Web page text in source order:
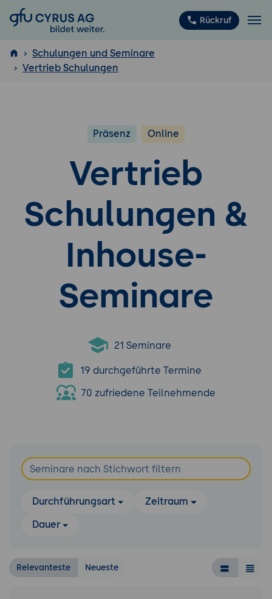
GFU Cyrus AG Rückruf
ISTQB
Schulungen und Seminare
Vertrieb Schulungen
Präsenz Online
Vertrieb
Schulungen &
Inhouse-
Seminare
21 Seminare
19 durchgeführte Termine
70 zufriedene Teilnehmende
Durchführungsart
Zeitraum
Dauer
Relevanteste Neueste